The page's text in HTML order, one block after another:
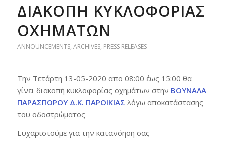
ΔΙΑΚΟΠΗ ΚΥΚΛΟΦΟΡΙΑΣ
ΟΧΗΜΑΤΩΝ
ANNOUNCEMENTS, ARCHIVES, PRESS RELEASES
Την Τετάρτη 13-05-2020 απο 08:00 έως 15:00 θα
γίνει διακοπή κυκλοφορίας οχημάτων στην ΒΟΥΝΑΛΑ
ΠΑΡΑΣΠΟΡΟΥ Δ.Κ. ΠΑΡΟΙΚΙΑΣ λόγω αποκατάστασης
του οδοστρώματος
Ευχαριστούμε για την κατανόηση σας